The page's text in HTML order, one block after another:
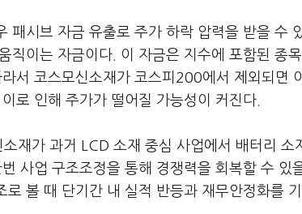
패시브 자금 유출로 주가 하락 압력을 받을 수
직이는 자금이다. 이 자금은 지수에 포함된 종
서 코스모신소재가 코스피200에서 제외되면
로 인해 주가가 떨어질 가능성이 커진다.
재가 과거 LCD 소재 중심 사업에서 배터리
사업 구조조정을 통해 경쟁력을 회복할 수 있
로 볼 때 단기간 내 실적 반등과 재무안정화를